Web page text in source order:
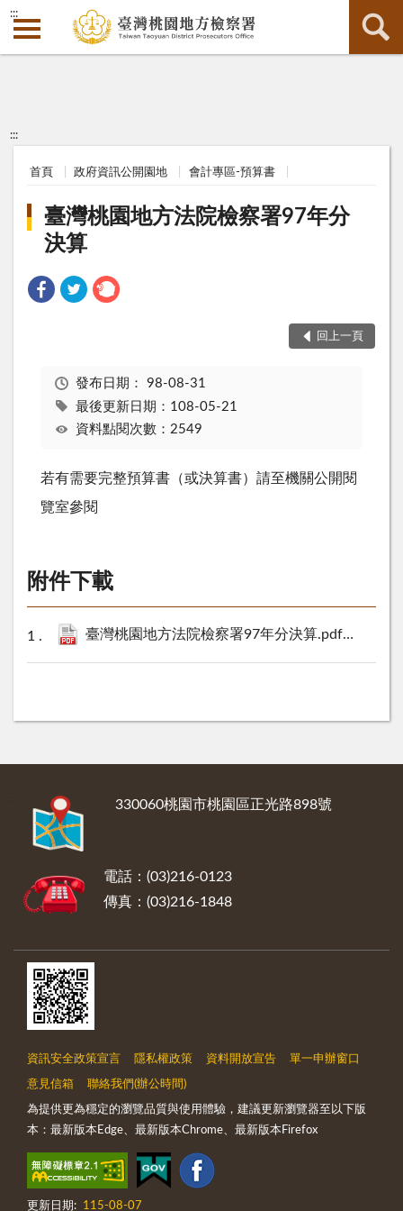
:::
:::
首頁 政府資訊公開園地 會計專區-預算書
臺灣桃園地方法院檢察署97年分
決算
回上一頁
發布日期： 98-08-31
最後更新日期：108-05-21
資料點閱次數：2549
若有需要完整預算書（或決算書）請至機關公開閱
覽室參閱
附件下載
臺灣桃園地方法院檢察署97年分決算.pdf 12525 KB
330060桃園市桃園區正光路898號
電話：(03)216-0123
傳真：(03)216-1848
資訊安全政策宣言 隱私權政策 資料開放宣告 單一申辦窗口
意見信箱 聯絡我們(辦公時間)
為提供更為穩定的瀏覽品質與使用體驗，建議更新瀏覽器至以下版
本：最新版本Edge、最新版本Chrome、最新版本Firefox
更新日期: 115-08-07